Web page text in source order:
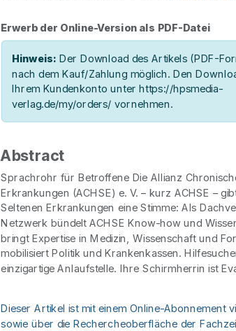
Erwerb der Online-Version als PDF-Datei
Hinweis: Der Download des Artikels (PDF-
nach dem Kauf/Zahlung möglich. Den
Ihrem Kundenkonto unter https://hpsmedia-
verlag.de/my/orders/ vornehmen.
Abstract
Sprachrohr für Betroffene Die Allianz
Erkrankungen (ACHSE) e. V. – kurz ACHSE –
Seltenen Erkrankungen eine Stimme: Als
Netzwerk bündelt ACHSE Know-how und
bringt Expertise in Medizin, Wissenschaft und
mobilisiert Politik und Krankenkassen.
einzigartige Anlaufstelle. Ihre Schirmherrin ist
Dieser Artikel ist mit einem Online-Abonnement
sowie über die Rechercheoberfläche der